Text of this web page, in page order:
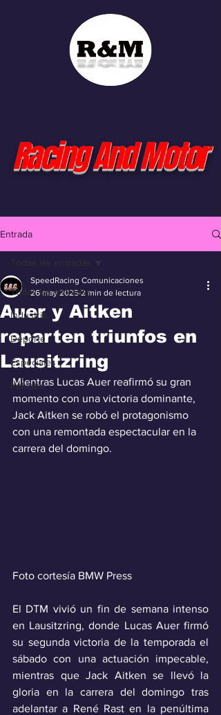
Racing And Motor
Entrada
Todas las entradas
Industria
Deporte
Especiales
Industra
Todas las entradas
Auer y Aitken
reparten triunfos en
Lausitzring
SpeedRacing Comunicaciones
26 may 2025 2 min de lectura
Mientras Lucas Auer reafirmó su gran
momento con una victoria dominante,
Jack Aitken se robó el protagonismo
con una remontada espectacular en la
carrera del domingo.
Foto cortesía BMW Press
El DTM vivió un fin de semana intenso
en Lausitzring, donde Lucas Auer firmó
su segunda victoria de la temporada el
sábado con una actuación impecable,
mientras que Jack Aitken se llevó la
gloria en la carrera del domingo tras
adelantar a René Rast en la penúltima